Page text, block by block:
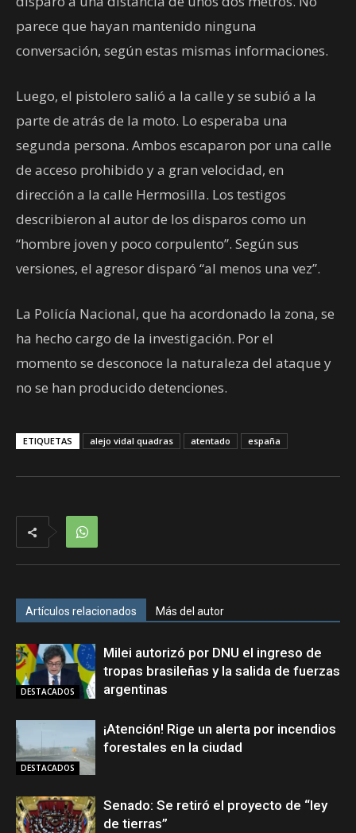
parece que hayan mantenido ninguna
conversación, según estas mismas informaciones.
Luego, el pistolero salió a la calle y se subió a la
parte de atrás de la moto. Lo esperaba una
segunda persona. Ambos escaparon por una calle
de acceso prohibido y a gran velocidad, en
dirección a la calle Hermosilla. Los testigos
describieron al autor de los disparos como un
“hombre joven y poco corpulento”. Según sus
versiones, el agresor disparó “al menos una vez”.
La Policía Nacional, que ha acordonado la zona, se
ha hecho cargo de la investigación. Por el
momento se desconoce la naturaleza del ataque y
no se han producido detenciones.
ETIQUETAS alejo vidal quadras atentado españa
Artículos relacionados Más del autor
DESTACADOS
Milei autorizó por DNU el ingreso de
tropas brasileñas y la salida de fuerzas
argentinas
DESTACADOS
¡Atención! Rige un alerta por incendios
forestales en la ciudad
Senado: Se retiró el proyecto de “ley
de tierras”